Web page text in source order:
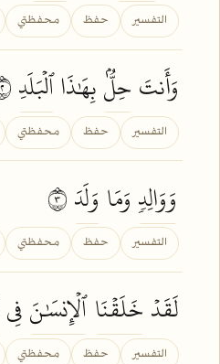
التفسير حفظ محفظتي
وَأَنتَحِلُّۢبِهَٰذَاٱلۡبَلَدِ
التفسير حفظ محفظتي
وَوَالِدٖ وَمَا وَلَدَ
التفسير حفظ محفظتي
لَقَدۡخَلَقۡنَاٱلۡإِنسَٰنَفِي
التفسير حفظ محفظتي